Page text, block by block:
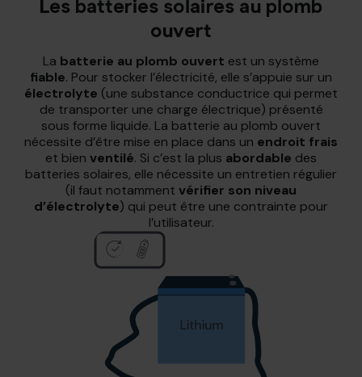
Les batteries solaires au plomb
ouvert
La batterie au plomb ouvert est un système
fiable. Pour stocker l’électricité, elle s’appuie sur un
électrolyte (une substance conductrice qui permet
de transporter une charge électrique) présenté
sous forme liquide. La batterie au plomb ouvert
nécessite d’être mise en place dans un endroit frais
et bien ventilé. Si c’est la plus abordable des
batteries solaires, elle nécessite un entretien régulier
(il faut notamment vérifier son niveau
d’électrolyte) qui peut être une contrainte pour
l’utilisateur.